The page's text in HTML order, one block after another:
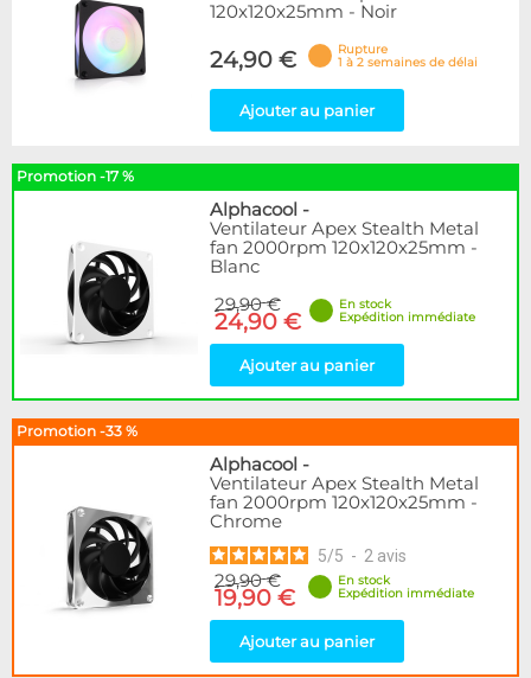
120x120x25mm - Noir
24,90 €
Rupture
1 à 2 semaines de délai
Ajouter au panier
Promotion -17 %
Alphacool -
Ventilateur Apex Stealth Metal
fan 2000rpm 120x120x25mm -
Blanc
29,90 €
24,90 €
En stock
Expédition immédiate
Ajouter au panier
Promotion -33 %
Alphacool -
Ventilateur Apex Stealth Metal
fan 2000rpm 120x120x25mm -
Chrome
5/5 - 2 avis
29,90 €
19,90 €
En stock
Expédition immédiate
Ajouter au panier